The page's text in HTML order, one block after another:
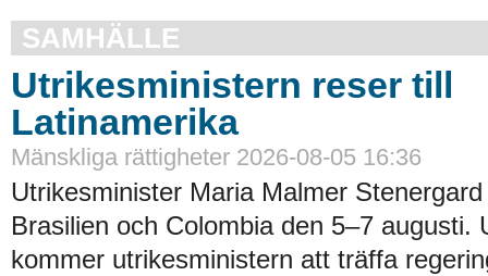
SAMHÄLLE
Utrikesministern reser till
Latinamerika
Mänskliga rättigheter 2026-08-05 16:36
Utrikesminister Maria Malmer
Brasilien och Colombia den 5–7 augusti.
kommer utrikesministern att träffa